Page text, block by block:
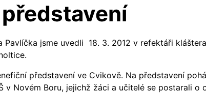
jsme uvedli 18. 3. 2012 v refektáři
představení ve Cvikově. Na představení
v Novém Boru, jejichž žáci a učitelé se postarali